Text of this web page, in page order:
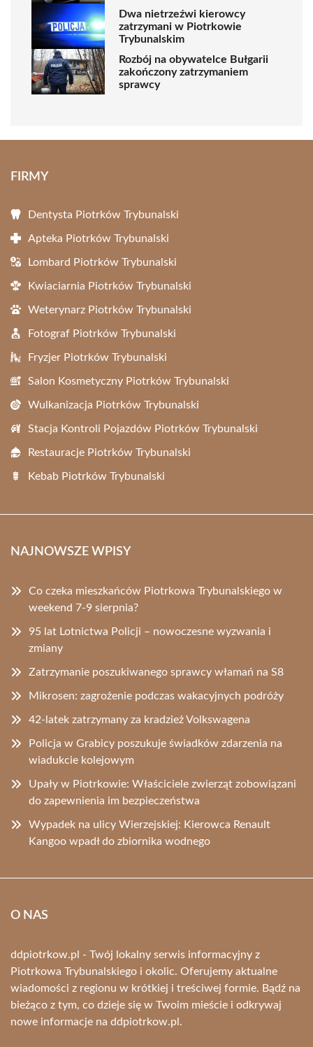
Dwa nietrzeźwi kierowcy
zatrzymani w Piotrkowie
Trybunalskim
Rozbój na obywatelce Bułgarii
zakończony zatrzymaniem
sprawcy
FIRMY
Dentysta Piotrków Trybunalski
Apteka Piotrków Trybunalski
Lombard Piotrków Trybunalski
Kwiaciarnia Piotrków Trybunalski
Weterynarz Piotrków Trybunalski
Fotograf Piotrków Trybunalski
Fryzjer Piotrków Trybunalski
Salon Kosmetyczny Piotrków Trybunalski
Wulkanizacja Piotrków Trybunalski
Stacja Kontroli Pojazdów Piotrków Trybunalski
Restauracje Piotrków Trybunalski
Kebab Piotrków Trybunalski
NAJNOWSZE WPISY
Co czeka mieszkańców Piotrkowa Trybunalskiego w
weekend 7-9 sierpnia?
95 lat Lotnictwa Policji – nowoczesne wyzwania i
zmiany
Zatrzymanie poszukiwanego sprawcy włamań na S8
Mikrosen: zagrożenie podczas wakacyjnych podróży
42-latek zatrzymany za kradzież Volkswagena
Policja w Grabicy poszukuje świadków zdarzenia na
wiadukcie kolejowym
Upały w Piotrkowie: Właściciele zwierząt zobowiązani
do zapewnienia im bezpieczeństwa
Wypadek na ulicy Wierzejskiej: Kierowca Renault
Kangoo wpadł do zbiornika wodnego
O NAS
ddpiotrkow.pl - Twój lokalny serwis informacyjny z
Piotrkowa Trybunalskiego i okolic. Oferujemy aktualne
wiadomości z regionu w krótkiej i treściwej formie. Bądź na
bieżąco z tym, co dzieje się w Twoim mieście i odkrywaj
nowe informacje na ddpiotrkow.pl.